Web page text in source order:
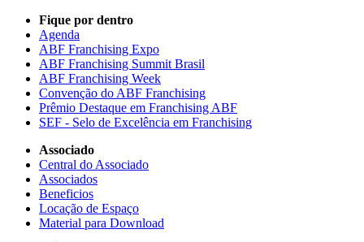
Fique por dentro
Agenda
ABF Franchising Expo
ABF Franchising Summit Brasil
ABF Franchising Week
Convenção do ABF Franchising
Prêmio Destaque em Franchising ABF
SEF - Selo de Excelência em Franchising
Associado
Central do Associado
Associados
Beneficios
Locação de Espaço
Material para Download